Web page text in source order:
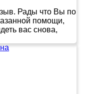
Рады что Вы по
помощи,
вас снова,